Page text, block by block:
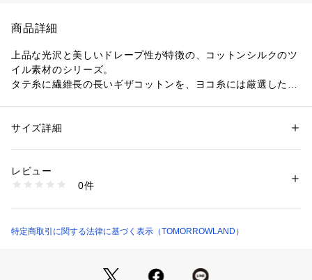
商品詳細
上品な光沢と美しいドレープ性が特徴の、コットンシルクのツ
イル素材のシリーズ。
タテ糸に繊維長の長いギザコットンを、ヨコ糸には厳選した上
でほのかに丸みのあるシルエットに仕上げ、ロング丈ながらも
着こなすのはもちろん、オーバーサイズのトップスを合わせた
リラックス感のあるスタイリングもおすすめです。
同素材のブラウス（商品番号：11-01-22-01337）とセットア
性別：レディース
素材：コットン71％　シルク29％
洗濯：手洗い、漂白不可、タンブル乾燥不可、自然乾燥、アイロン仕上げ
可、ドライ可、ウエットクリーニング可
商品番号：1095000000682 （モール）
サイズ詳細
レビュー
0件
特定商取引に関する法律に基づく表示（TOMORROWLAND）